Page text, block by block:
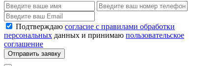
Подтверждаю согласие с правилами обработки
персональных данных и принимаю пользовательское
соглашение
Отправить заявку